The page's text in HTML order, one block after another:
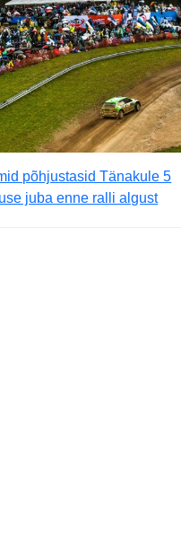
põhjustasid Tänakule 5
juba enne ralli algust